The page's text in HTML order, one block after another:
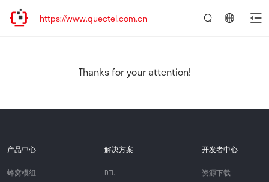
问新址：https://www.quectel.com.cn
Thanks for your attention!
产品中心
蜂窝模组
解决方案
DTU
开发者中心
资源下载